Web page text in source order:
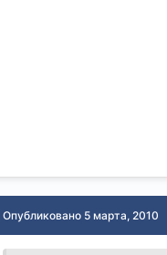
Опубликовано 5 марта, 2010